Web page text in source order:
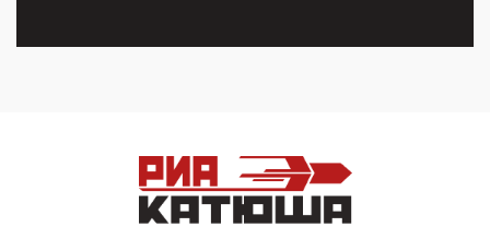
входМошенники активно пользуются аккаунтами на
Госуслугах уме...
12:01, 10 Апреля 2026